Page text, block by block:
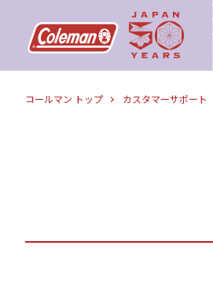
コールマン トップ カスタマーサポート